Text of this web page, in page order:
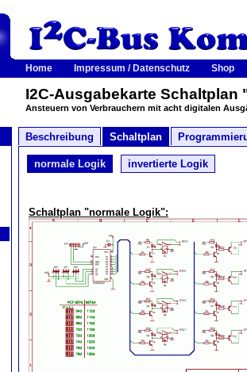
Home Impressum / Datenschutz Shop
I2C-Ausgabekarte Schaltplan
Ansteuern von Verbrauchern mit acht digitalen
Beschreibung Schaltplan
normale Logik invertierte Logik
Schaltplan "normale Logik":